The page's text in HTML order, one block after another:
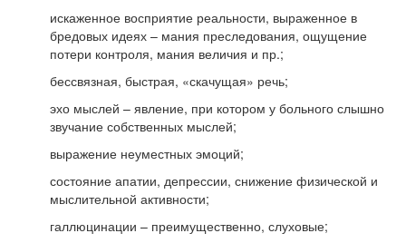
искаженное восприятие реальности, выраженное в
бредовых идеях – мания преследования, ощущение
потери контроля, мания величия и пр.;
бессвязная, быстрая, «скачущая» речь;
эхо мыслей – явление, при котором у больного слышно
звучание собственных мыслей;
выражение неуместных эмоций;
состояние апатии, депрессии, снижение физической и
мыслительной активности;
галлюцинации – преимущественно, слуховые;